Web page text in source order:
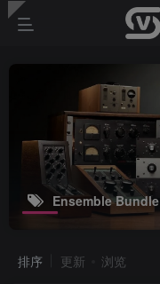
Ensemble Bundle
排序 更新 浏览